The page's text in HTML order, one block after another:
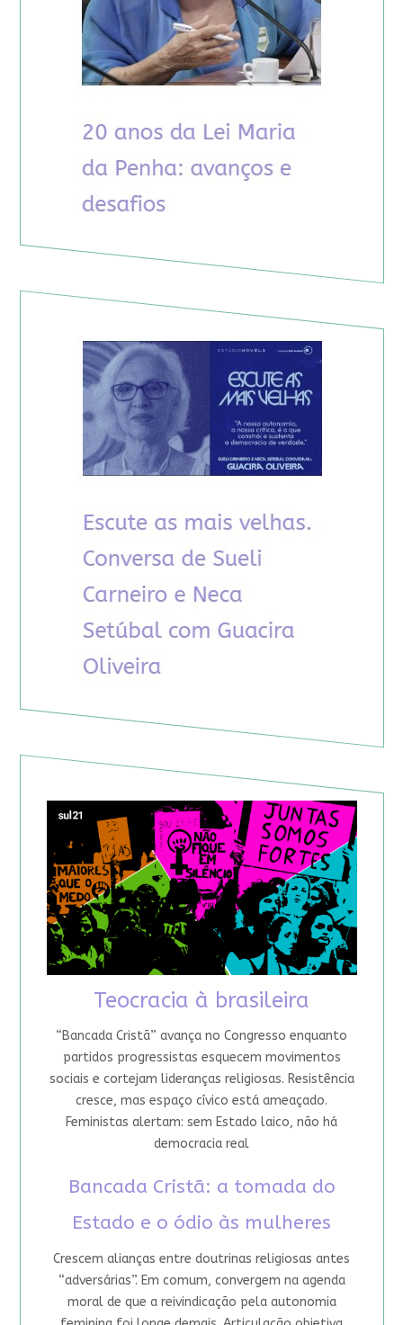
Teocracia à brasileira
“Bancada Cristã” avança no Congresso enquanto
partidos progressistas esquecem movimentos
sociais e cortejam lideranças religiosas. Resistência
cresce, mas espaço cívico está ameaçado.
Feministas alertam: sem Estado laico, não há
democracia real
Bancada Cristã: a tomada do
Estado e o ódio às mulheres
Crescem alianças entre doutrinas religiosas antes
“adversárias”. Em comum, convergem na agenda
moral de que a reivindicação pela autonomia